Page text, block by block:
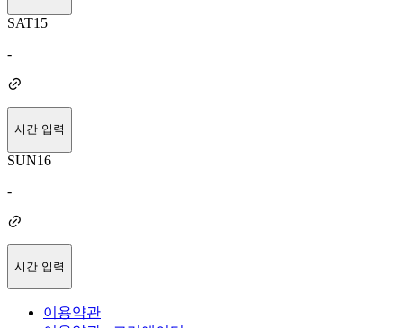
SAT15
-
시간 입력
SUN16
-
시간 입력
이용약관